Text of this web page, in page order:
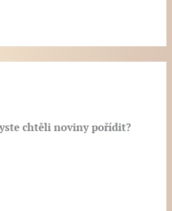
chtěli noviny pořídit?